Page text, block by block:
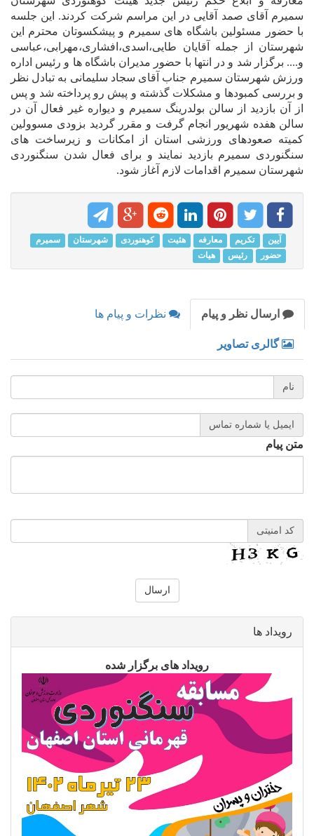
سمیرم آقای صمد آقایی در این مراسم شرکت کردند. این جلسه
با حضور مسئولین باشگاه های سمیرم و پیشکسوتان محترم این
شهرستان از جمله آقایان طایی،اسدی،افشاری،مهرابی،عباسی
و.... برگزار شد و در انتها با حضور مدیران باشگاه ها و رئیس اداره
ورزش شهرستان سمیرم جناب آقای سجاد سلیمانی به تبادل نظر
و بررسی کمبودها و مشکلات گذشته و پیش رو پرداخته شد و پس
از آن بازدید از سالن بولدرینگ سمیرم و دیواره غیر فعال آن در
سالن هفده شهریور انجام گرفت و مقرر گردید بزودی مسوولین
کمیته صعودهای ورزشی استان از امکانات و زیرساخت های
سنگنوردی سمیرم بازدید نمایند و برای فعال شدن سنگنوردی
شهرستان سمیرم اقدامات لازم آغاز شود.
آیین تکریم معارفه هئیت کوهنوردی شهرستان
سمیرم
حضور
رئیس هیات
ارسال نظر و پیام نظرات و پیام ها
گالری تصاویر
نام
ایمیل یا شماره تماس
متن پیام
کد امنیتی
رویداد ها
رویداد های برگزار شده